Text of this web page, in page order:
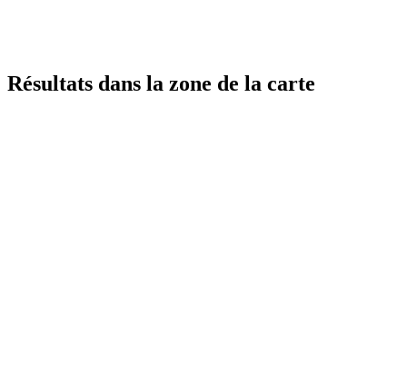
Résultats dans la zone de la carte